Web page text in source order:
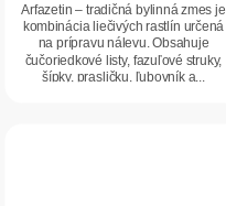
Arfazetin – tradičná bylinná zmes je
kombinácia liečivých rastlín určená
na prípravu nálevu. Obsahuje
čučoriedkové listy, fazuľové struky,
šípky, prasličku, ľubovník a...